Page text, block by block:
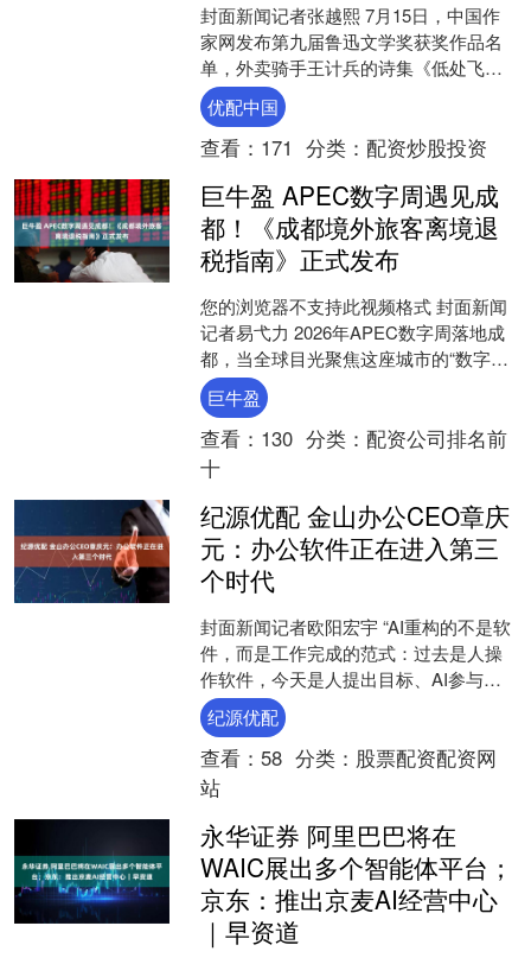
封面新闻记者张越熙 7月15日，中国作
家网发布第九届鲁迅文学奖获奖作品名
单，外卖骑手王计兵的诗集《低处飞
行》获得本届鲁迅文学奖诗歌奖（含旧
体诗词、散文诗）。 “....
优配中国
查看： 171 分类： 配资炒股投资
巨牛盈 APEC数字周遇见成
都！《成都境外旅客离境退
税指南》正式发布
您的浏览器不支持此视频格式 封面新闻
记者易弋力 2026年APEC数字周落地成
都，当全球目光聚焦这座城市的“数字基
因”时，其作为国际消费中心城市的“软实
力”也在....
巨牛盈
查看： 130 分类： 配资公司排名前
十
纪源优配 金山办公CEO章庆
元：办公软件正在进入第三
个时代
封面新闻记者欧阳宏宇 “AI重构的不是软
件，而是工作完成的范式：过去是人操
作软件，今天是人提出目标、AI参与完
成。”就在WAIC2026举行前夕，7月15
日，金....
纪源优配
查看： 58 分类： 股票配资配资网
站
永华证券 阿里巴巴将在
WAIC展出多个智能体平台；
京东：推出京麦AI经营中心
｜早资道